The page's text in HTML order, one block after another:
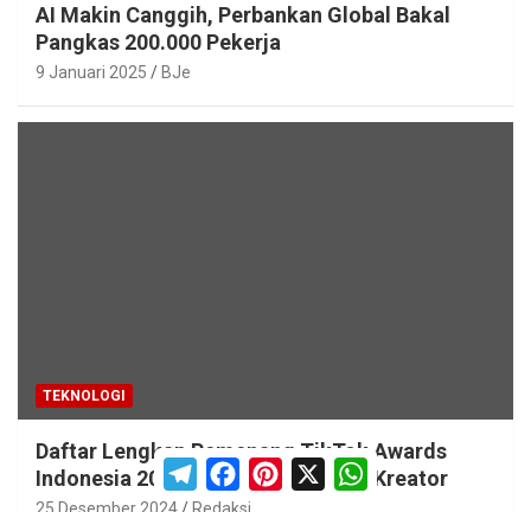
AI Makin Canggih, Perbankan Global Bakal
Pangkas 200.000 Pekerja
9 Januari 2025 BJe
TEKNOLOGI
Daftar Lengkap Pemenang TikTok Awards
Indonesia 2024 untuk Para Konten Kreator
25 Desember 2024 Redaksi
T
l
c
P
X
W